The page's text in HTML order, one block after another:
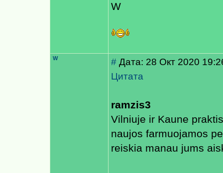
W
W # Дата: 28 Окт 2020
Цитата
ramzis3
Vilniuje ir Kaune
naujos farmuojamos
reiskia manau jums